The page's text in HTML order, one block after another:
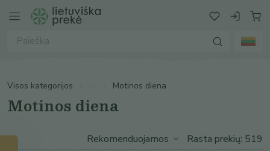
Visos kategorijos Motinos diena
Motinos diena
Rasta prekių: 519